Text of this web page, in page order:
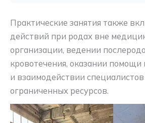
Практические занятия также
действий при родах вне
организации, ведении
кровотечения, оказании
и взаимодействии
ограниченных ресурсов.